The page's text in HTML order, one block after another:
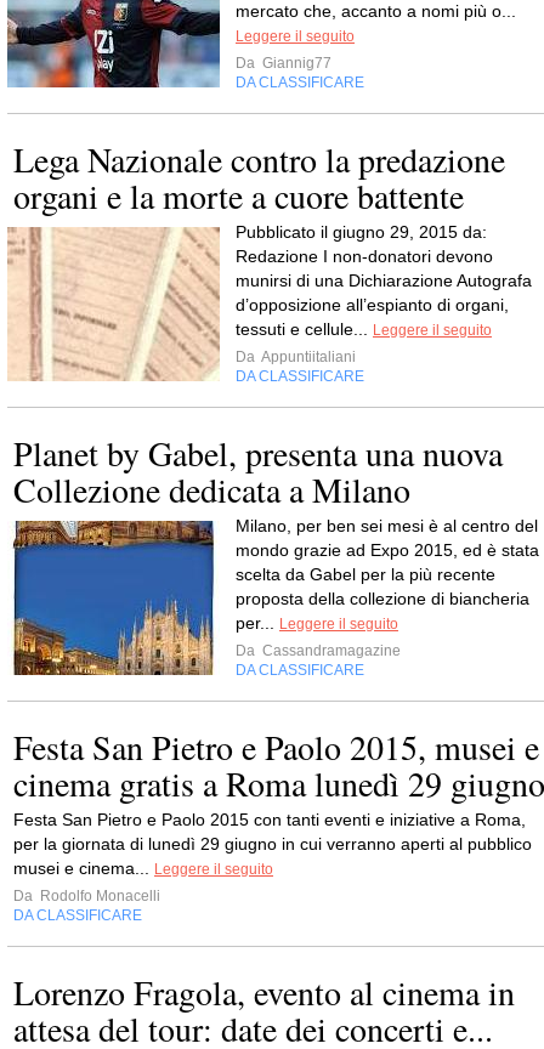
mercato che, accanto a nomi più o...
Leggere il seguito
Da Giannig77
DA CLASSIFICARE
Lega Nazionale contro la predazione
organi e la morte a cuore battente
Pubblicato il giugno 29, 2015 da:
Redazione I non-donatori devono
munirsi di una Dichiarazione Autografa
d’opposizione all’espianto di organi,
tessuti e cellule...
Leggere il seguito
Da Appuntiitaliani
DA CLASSIFICARE
Planet by Gabel, presenta una nuova
Collezione dedicata a Milano
Milano, per ben sei mesi è al centro del
mondo grazie ad Expo 2015, ed è stata
scelta da Gabel per la più recente
proposta della collezione di biancheria
per...
Leggere il seguito
Da Cassandramagazine
DA CLASSIFICARE
Festa San Pietro e Paolo 2015, musei e
cinema gratis a Roma lunedì 29 giugno
Festa San Pietro e Paolo 2015 con tanti eventi e iniziative a Roma,
per la giornata di lunedì 29 giugno in cui verranno aperti al pubblico
musei e cinema...
Leggere il seguito
Da Rodolfo Monacelli
DA CLASSIFICARE
Lorenzo Fragola, evento al cinema in
attesa del tour: date dei concerti e...